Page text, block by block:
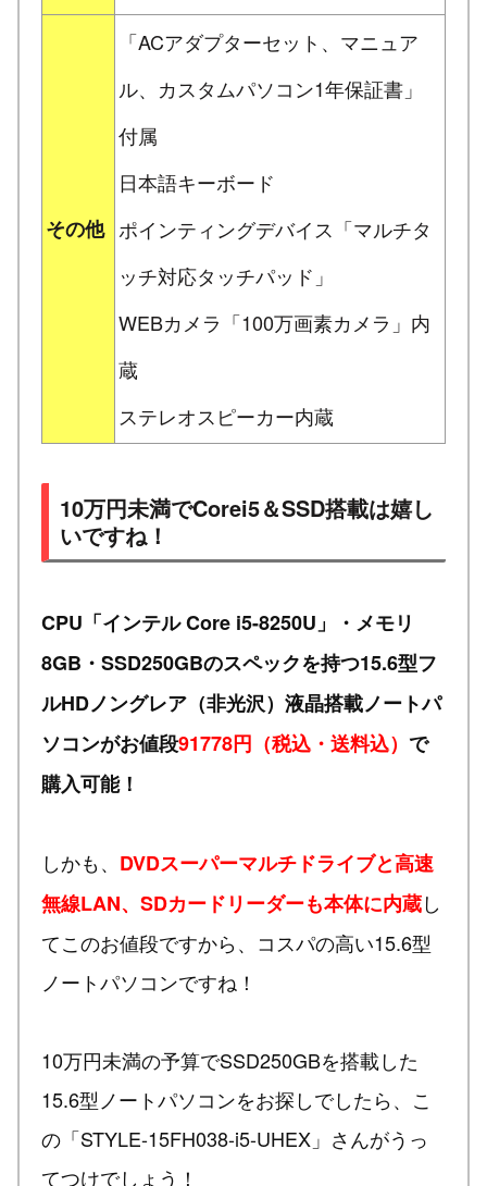
その他
「ACアダプターセット、マニュア
ル、カスタムパソコン1年保証書」
付属
日本語キーボード
ポインティングデバイス「マルチタ
ッチ対応タッチパッド」
WEBカメラ「100万画素カメラ」内
蔵
ステレオスピーカー内蔵
10万円未満でCorei5＆SSD搭載は嬉し
いですね！
CPU「インテル Core i5-8250U」・メモリ
8GB・SSD250GBのスペックを持つ15.6型フ
ルHDノングレア（非光沢）液晶搭載ノートパ
ソコンがお値段91778円（税込・送料込） で
購入可能！
しかも、 DVDスーパーマルチドライブと高速
無線LAN、SDカードリーダーも本体に内蔵し
てこのお値段ですから、コスパの高い15.6型
ノートパソコンですね！
10万円未満の予算でSSD250GBを搭載した
15.6型ノートパソコンをお探しでしたら、こ
の「STYLE-15FH038-i5-UHEX」さんがうっ
てつけでしょう！